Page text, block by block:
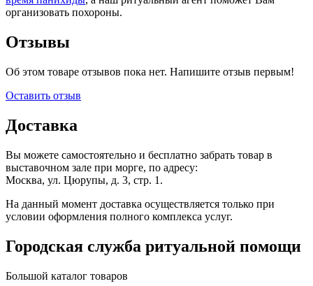
организовать похороны.
Отзывы
Об этом товаре отзывов пока нет. Напишите отзыв первым!
Оставить отзыв
Доставка
Вы можете самостоятельно и бесплатно забрать товар в
выставочном зале при морге, по адресу:
Москва, ул. Цюрупы, д. 3, стр. 1.
На данный момент доставка осуществляется только при
условии оформления полного комплекса услуг.
Городская служба ритуальной помощи
Большой каталог товаров